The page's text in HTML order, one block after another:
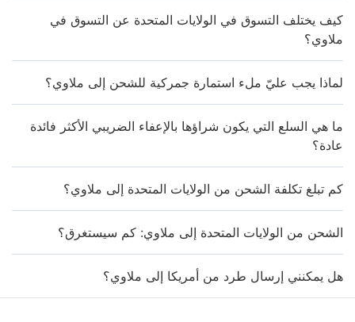
كيف يختلف التسوق في الولايات المتحدة عن التسوق في
ملاوي؟
لماذا يجب عليّ ملء استمارة جمركية للشحن إلى ملاوي؟
ما هي السلع التي يكون شراؤها بالإعفاء الضريبي الأكثر فائدة
عادة؟
كم تبلغ تكلفة الشحن من الولايات المتحدة إلى ملاوي؟
الشحن من الولايات المتحدة إلى ملاوي: كم سيستغرق؟
هل يمكنني إرسال طرد من أمريكا إلى ملاوي؟